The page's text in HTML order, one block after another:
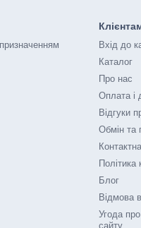
Вхід до
Каталог
Про нас
Оплата і
Відгуки
Обмін та
Політика
Блог
Відмова
Угода
сайту